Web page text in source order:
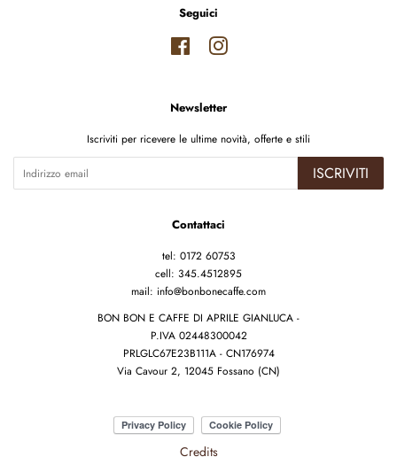
Seguici
FacebookInstagram
Newsletter
Iscriviti per ricevere le ultime novità, offerte e stili
ISCRIVITI
Contattaci
tel: 0172 60753
cell: 345.4512895
mail: info@bonbonecaffe.com
BON BON E CAFFE DI APRILE GIANLUCA -
P.IVA 02448300042
PRLGLC67E23B111A - CN176974
Via Cavour 2, 12045 Fossano (CN)
Credits